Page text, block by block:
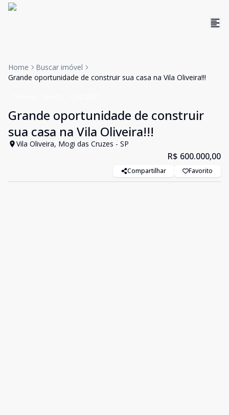
Home
Buscar imóvel
Grande oportunidade de construir sua casa na Vila Oliveira!!!
Grande oportunidade de construir
sua casa na Vila Oliveira!!!
Vila Oliveira, Mogi das Cruzes - SP
R$ 600.000,00
Compartilhar Favorito